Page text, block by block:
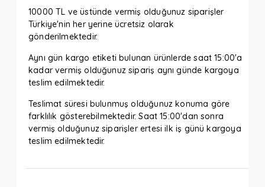
10000 TL ve üstünde vermiş olduğunuz siparişler
Türkiye'nin her yerine ücretsiz olarak
gönderilmektedir.
Aynı gün kargo etiketi bulunan ürünlerde saat 15:00'a
kadar vermiş olduğunuz sipariş aynı günde kargoya
teslim edilmektedir.
Teslimat süresi bulunmuş olduğunuz konuma göre
farklılık gösterebilmektedir. Saat 15:00'dan sonra
vermiş olduğunuz siparişler ertesi ilk iş günü kargoya
teslim edilmektedir.